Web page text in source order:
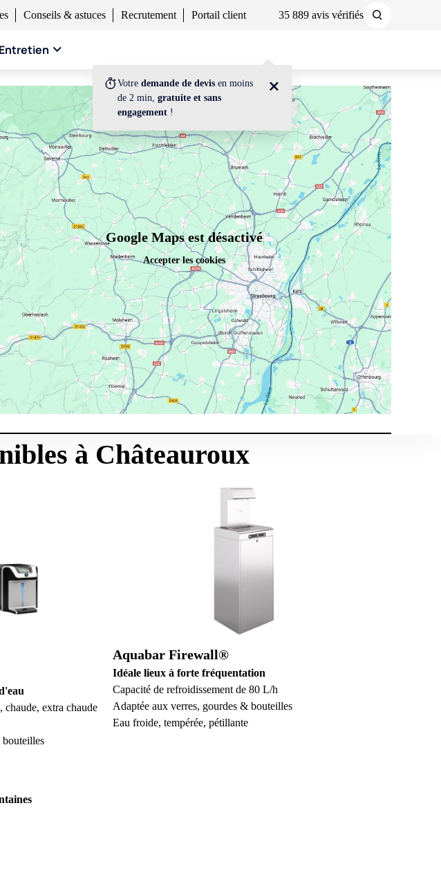
Conseils & astuces Recrutement Portail client 35 889 avis vérifiés
Entretien
Votre demande de devis en moins
de 2 min, gratuite et sans
engagement !
Google Maps est désactivé
Accepter les cookies
à Châteauroux
chaude, extra chaude
Aquabar Firewall®
Idéale lieux à forte fréquentation
Capacité de refroidissement de 80 L/h
Adaptée aux verres, gourdes & bouteilles
Eau froide, tempérée, pétillante